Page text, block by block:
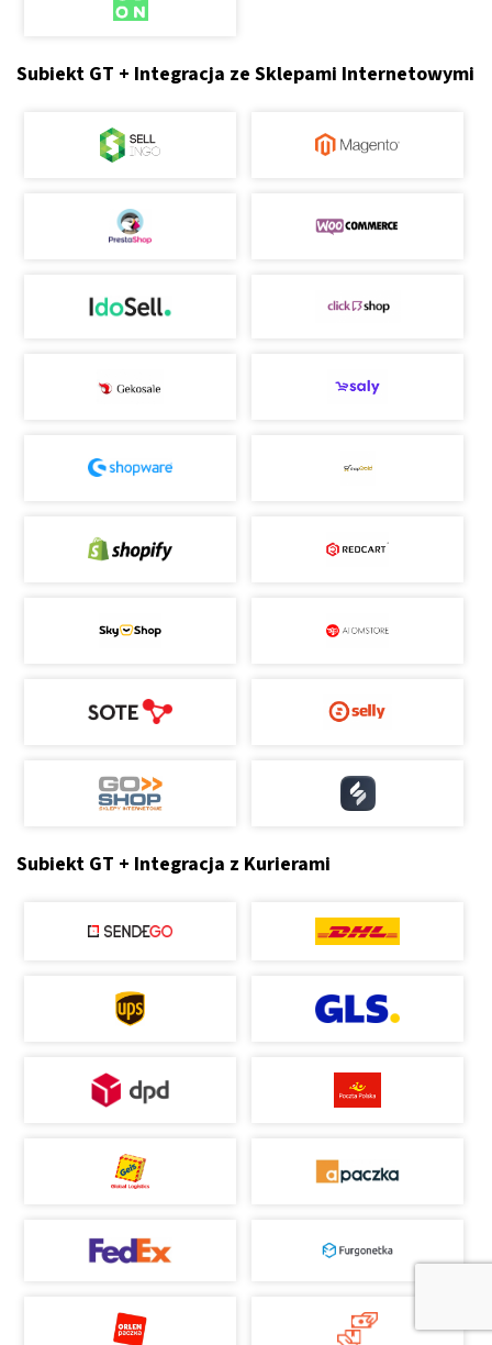
Subiekt GT + Integracja ze Sklepami Internetowymi
Subiekt GT + Integracja z Kurierami